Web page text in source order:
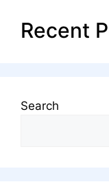
Recent
Search